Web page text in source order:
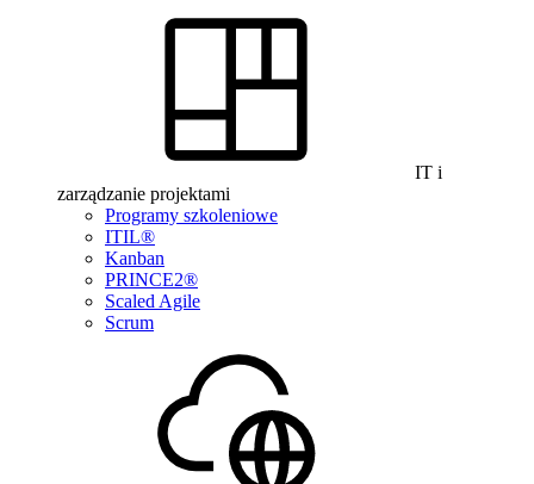
IT i
zarządzanie projektami
Programy szkoleniowe
ITIL®
Kanban
PRINCE2®
Scaled Agile
Scrum